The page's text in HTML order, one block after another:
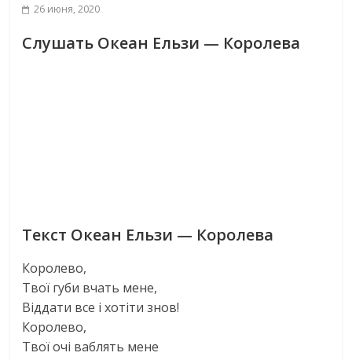
26 июня, 2020
Слушать Океан Ельзи — Королева
Текст Океан Ельзи — Королева
Королево,
Твої губи вчать мене,
Вiддати все i хотiти знов!
Королево,
Твої очi ваблять мене